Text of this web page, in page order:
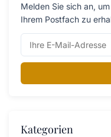
Melden Sie sich an,
Ihrem Postfach zu
Kategorien